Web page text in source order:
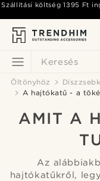
Keresés
Szállítási költség1395 Ft
Öltönyhöz
A hajtókatű - a
AMIT A
Az
hajtókatűkről,